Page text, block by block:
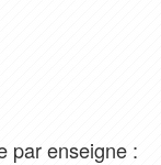
par enseigne :